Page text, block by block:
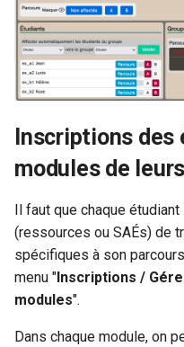
Inscriptions
modules de
Il faut que chaque
(ressources ou SAÉs) de
spécifiques à son
menu "Inscriptions /
modules".
Dans chaque module, on